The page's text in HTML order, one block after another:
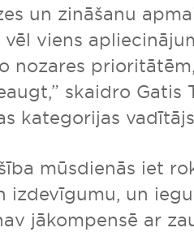
un zināšanu
viens
nozares
skaidro Gatis
kategorijas
mūsdienās iet
izdevīgumu, un
jākompensē ar